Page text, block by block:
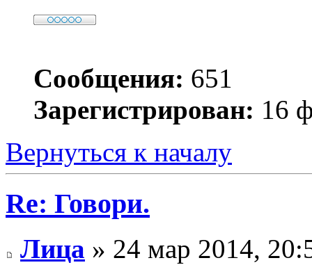
Сообщения: 651
Зарегистрирован: 16
Вернуться к началу
Re: Говори.
Лица » 24 мар 2014,